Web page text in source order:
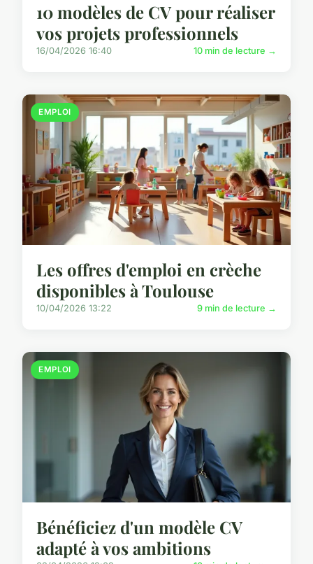
10 modèles de CV pour réaliser
vos projets professionnels
16/04/2026 16:40 10 min de lecture →
EMPLOI
Les offres d'emploi en crèche
disponibles à Toulouse
10/04/2026 13:22 9 min de lecture →
EMPLOI
Bénéficiez d'un modèle CV
adapté à vos ambitions